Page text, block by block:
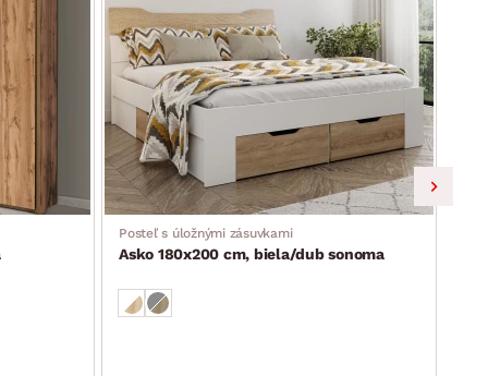
Posteľ s úložnými zásuvkami
Asko 180x200 cm, biela/dub sonoma